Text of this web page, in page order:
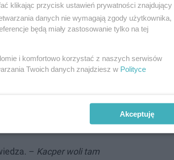
niedzielę, 31
dołączyć i
– Kacper woli tam
klikając przycisk ustawień prywatności znajdujący
danych nie wymagają zgody użytkownika,
będą miały zastosowanie tylko na tej
i komfortowo korzystać z naszych serwisów
Twoich danych znajdziesz w Polityce
Akceptuję